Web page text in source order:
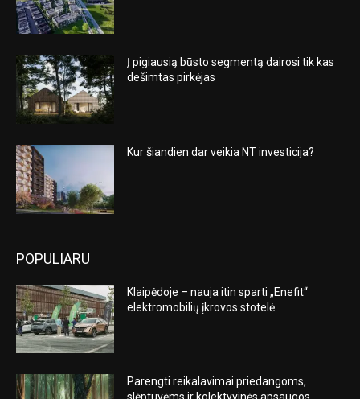
Į pigiausią būsto segmentą dairosi tik kas
dešimtas pirkėjas
Kur šiandien dar veikia NT investicija?
POPULIARU
Klaipėdoje – nauja itin sparti „Enefit“
elektromobilių įkrovos stotelė
Parengti reikalavimai priedangoms,